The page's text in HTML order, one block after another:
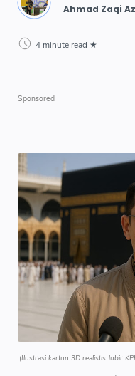
4 minute read
(Ilustrasi kartun 3D realistis Jubir